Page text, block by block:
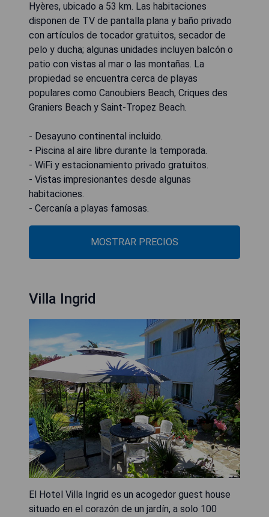
Hyères, ubicado a 53 km. Las habitaciones
disponen de TV de pantalla plana y baño privado
con artículos de tocador gratuitos, secador de
pelo y ducha; algunas unidades incluyen balcón o
patio con vistas al mar o las montañas. La
propiedad se encuentra cerca de playas
populares como Canoubiers Beach, Criques des
Graniers Beach y Saint-Tropez Beach.
- Desayuno continental incluido.
- Piscina al aire libre durante la temporada.
- WiFi y estacionamiento privado gratuitos.
- Vistas impresionantes desde algunas
habitaciones.
- Cercanía a playas famosas.
MOSTRAR PRECIOS
Villa Ingrid
El Hotel Villa Ingrid es un acogedor guest house
situado en el corazón de un jardín, a solo 100